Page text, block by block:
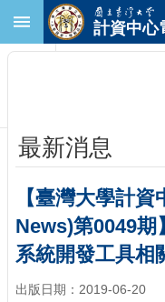
跳到主要內容區塊
首
頁
臺
大
首
頁
中
計資中心
最新消息
【臺灣大學計
News)第0049期
系統開發工具相
出版日期：2019-06-20